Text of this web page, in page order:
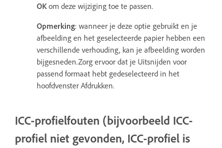
OKom deze wijziging toe te passen.
Opmerking: wanneer je deze optie gebruikt en je
afbeelding en het geselecteerde papier hebben een
verschillende verhouding, kan je afbeelding worden
bijgesneden.Zorg ervoor dat je Uitsnijden voor
passend formaat hebt gedeselecteerd in het
hoofdvenster Afdrukken.
ICC-profielfouten (bijvoorbeeld ICC-
profiel niet gevonden, ICC-profiel is